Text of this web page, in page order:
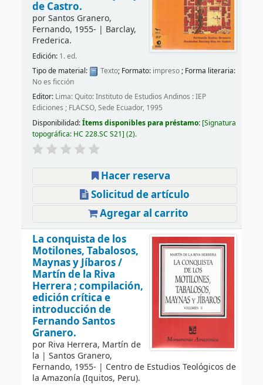
de Castro.
porSantos Granero,
Fernando, 1955- | Barclay,
Frederica.
Edición: 1. ed.
Tipo de material:
Texto; Formato: impreso; Forma literaria:
No es ficción
Editor: Lima: Quito: Instituto de Estudios Andinos : IEP
Ediciones ; FLACSO, Sede Ecuador, 1995
Disponibilidad:Ítems disponibles para préstamo: Signatura
topográfica: HC 228.SC S21 (2).
Hacer reserva
Solicitud de artículo
Agregar al carrito
La conquista de los
Motilones, Tabalosos,
Maynas y Jíbaros /
Martín de la Riva
Herrera ; compilación,
edición crítica e
introducción de
Fernando Santos
Granero.
por Riva Herrera, Martín de
la | Santos Granero,
Fernando, 1955- | Centro de Estudios Teológicos de
la Amazonía (Iquitos, Peru).